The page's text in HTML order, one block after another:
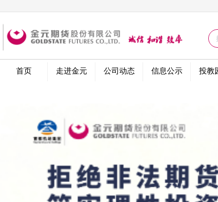
问卷调查
首页 走进金元 公司动态 信息公示 投教